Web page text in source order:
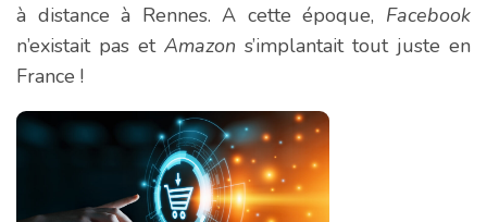
à distance à Rennes. A cette époque, Facebook
n’existait pas et Amazon s’implantait tout juste en
France !